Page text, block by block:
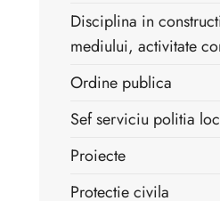
Disciplina in
mediului, activitate
Ordine publica
Sef serviciu politia
Proiecte
Protectie civila